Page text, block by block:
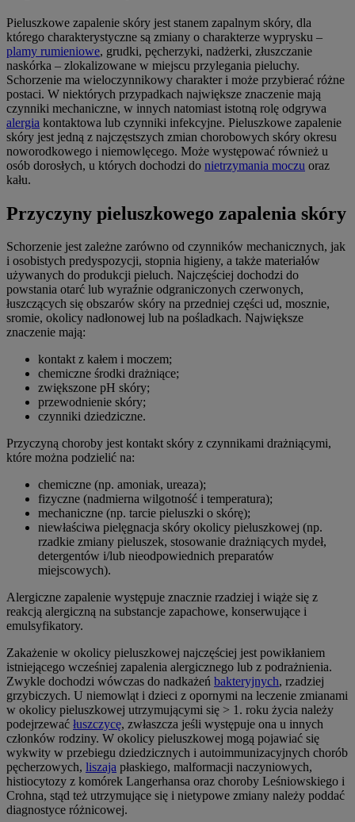
Pieluszkowe zapalenie skóry jest stanem zapalnym skóry, dla
którego charakterystyczne są zmiany o charakterze wyprysku –
plamy rumieniowe, grudki, pęcherzyki, nadżerki, złuszczanie
naskórka – zlokalizowane w miejscu przylegania pieluchy.
Schorzenie ma wieloczynnikowy charakter i może przybierać różne
postaci. W niektórych przypadkach największe znaczenie mają
czynniki mechaniczne, w innych natomiast istotną rolę odgrywa
alergia kontaktowa lub czynniki infekcyjne. Pieluszkowe zapalenie
skóry jest jedną z najczęstszych zmian chorobowych skóry okresu
noworodkowego i niemowlęcego. Może występować również u
osób dorosłych, u których dochodzi do nietrzymania moczu oraz
kału.
Przyczyny pieluszkowego zapalenia skóry
Schorzenie jest zależne zarówno od czynników mechanicznych, jak
i osobistych predyspozycji, stopnia higieny, a także materiałów
używanych do produkcji pieluch. Najczęściej dochodzi do
powstania otarć lub wyraźnie odgraniczonych czerwonych,
łuszczących się obszarów skóry na przedniej części ud, mosznie,
sromie, okolicy nadłonowej lub na pośladkach. Największe
znaczenie mają:
kontakt z kałem i moczem;
chemiczne środki drażniące;
zwiększone pH skóry;
przewodnienie skóry;
czynniki dziedziczne.
Przyczyną choroby jest kontakt skóry z czynnikami drażniącymi,
które można podzielić na:
chemiczne (np. amoniak, ureaza);
fizyczne (nadmierna wilgotność i temperatura);
mechaniczne (np. tarcie pieluszki o skórę);
niewłaściwa pielęgnacja skóry okolicy pieluszkowej (np.
rzadkie zmiany pieluszek, stosowanie drażniących mydeł,
detergentów i/lub nieodpowiednich preparatów
miejscowych).
Alergiczne zapalenie występuje znacznie rzadziej i wiąże się z
reakcją alergiczną na substancje zapachowe, konserwujące i
emulsyfikatory.
Zakażenie w okolicy pieluszkowej najczęściej jest powikłaniem
istniejącego wcześniej zapalenia alergicznego lub z podrażnienia.
Zwykle dochodzi wówczas do nadkażeń bakteryjnych, rzadziej
grzybiczych. U niemowląt i dzieci z opornymi na leczenie zmianami
w okolicy pieluszkowej utrzymującymi się > 1. roku życia należy
podejrzewać łuszczycę, zwłaszcza jeśli występuje ona u innych
członków rodziny. W okolicy pieluszkowej mogą pojawiać się
wykwity w przebiegu dziedzicznych i autoimmunizacyjnych chorób
pęcherzowych, liszaja płaskiego, malformacji naczyniowych,
histiocytozy z komórek Langerhansa oraz choroby Leśniowskiego i
Crohna, stąd też utrzymujące się i nietypowe zmiany należy poddać
diagnostyce różnicowej.